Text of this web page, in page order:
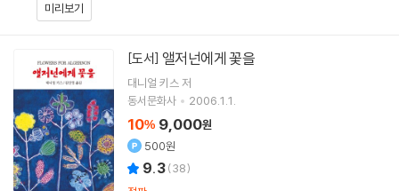
미리보기
[도서] 앨저넌에게 꽃을
대니얼 키스 저
동서문화사
2006.1.1.
10% 9,000원
500원
9.3(38)